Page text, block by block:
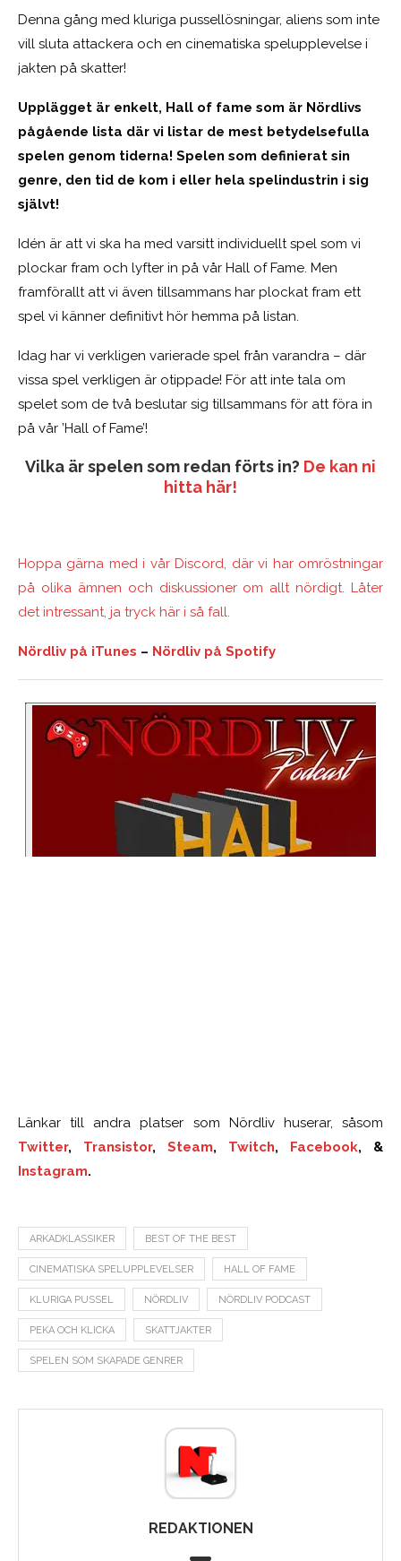
Denna gång med kluriga pussellösningar, aliens som inte
vill sluta attackera och en cinematiska spelupplevelse i
jakten på skatter!
Upplägget är enkelt, Hall of fame som är Nördlivs
pågående lista där vi listar de mest betydelsefulla
spelen genom tiderna! Spelen som definierat sin
genre, den tid de kom i eller hela spelindustrin i sig
självt!
Idén är att vi ska ha med varsitt individuellt spel som vi
plockar fram och lyfter in på vår Hall of Fame. Men
framförallt att vi även tillsammans har plockat fram ett
spel vi känner definitivt hör hemma på listan.
Idag har vi verkligen varierade spel från varandra – där
vissa spel verkligen är otippade! För att inte tala om
spelet som de två beslutar sig tillsammans för att föra in
på vår ’Hall of Fame’!
Vilka är spelen som redan förts in? De kan ni
hitta här!
Hoppa gärna med i vår Discord, där vi har omröstningar
på olika ämnen och diskussioner om allt nördigt. Låter
det intressant, ja tryck här i så fall.
Nördliv på iTunes – Nördliv på Spotify
Länkar till andra platser som Nördliv huserar, såsom
Twitter, Transistor, Steam, Twitch, Facebook, &
Instagram.
ARKADKLASSIKER BEST OF THE BEST
CINEMATISKA SPELUPPLEVELSER HALL OF FAME
KLURIGA PUSSEL NÖRDLIV NÖRDLIV PODCAST
PEKA OCH KLICKA SKATTJAKTER
SPELEN SOM SKAPADE GENRER
REDAKTIONEN